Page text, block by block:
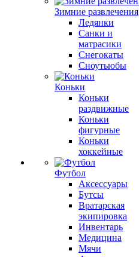
Зимние развлечения
Ледянки
Санки и
матрасики
Снегокаты
Сноутьюбы
Коньки
Коньки
раздвижные
Коньки
фигурные
Коньки
хоккейные
Футбол
Аксессуары
Бутсы
Вратарская
экипировка
Инвентарь
Медицина
Мячи